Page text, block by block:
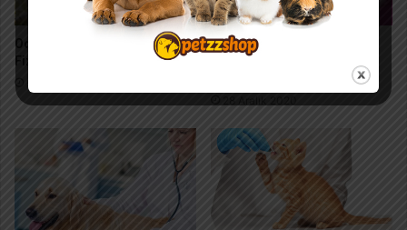
Ocicat Kedisi Bakımı ve
Himalayan Kedisinin En
Belirgin 7 Özelliği ve Bakım